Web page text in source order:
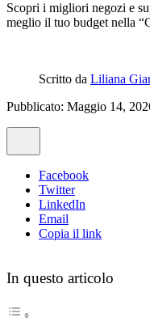
Scopri i migliori negozi e
meglio il tuo budget nella
Scritto da Liliana
Pubblicato: Maggio 14,
Facebook
Twitter
LinkedIn
Email
Copia il link
In questo articolo